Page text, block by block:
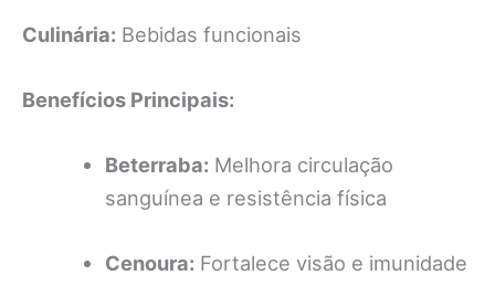
Culinária: Bebidas funcionais
Benefícios Principais:
Beterraba: Melhora circulação
sanguínea e resistência física
Cenoura: Fortalece visão e imunidade